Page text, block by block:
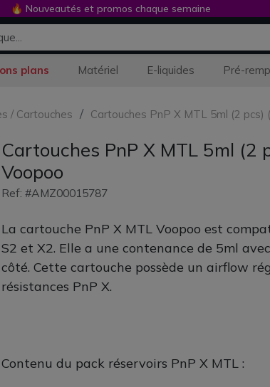
plans Matériel E-liquides Pré-
/ Cartouches Cartouches PnP X MTL 5ml (2 pcs)
Cartouches PnP X MTL 5ml (2
Voopoo
Ref: #AMZ00015787
La cartouche PnP X MTL Voopoo est
S2 et X2. Elle a une contenance de 5ml
côté. Cette cartouche possède un airflow
résistances PnP X.
Contenu du pack réservoirs PnP X MTL :
🔥 Nouveautés et promos chaque semaine